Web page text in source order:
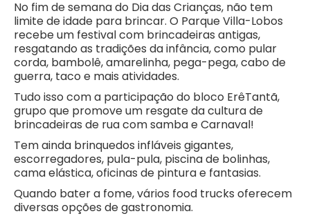
No fim de semana do Dia das Crianças, não tem
limite de idade para brincar. O Parque Villa-Lobos
recebe um festival com brincadeiras antigas,
resgatando as tradições da infância, como pular
corda, bambolê, amarelinha, pega-pega, cabo de
guerra, taco e mais atividades.
Tudo isso com a participação do bloco ErêTantã,
grupo que promove um resgate da cultura de
brincadeiras de rua com samba e Carnaval!
Tem ainda brinquedos infláveis gigantes,
escorregadores, pula-pula, piscina de bolinhas,
cama elástica, oficinas de pintura e fantasias.
Quando bater a fome, vários food trucks oferecem
diversas opções de gastronomia.